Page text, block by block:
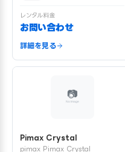
レンタル料金
お問い合わせ
詳細を見る
Pimax Crystal
pimax Pimax Crystal